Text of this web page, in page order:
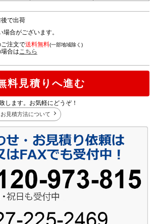
で出荷
合がございます。
注文で送料無料(一部地域除く)
合は こちら
料見積りへ進む
します。お気軽にどうぞ！
お見積方法について